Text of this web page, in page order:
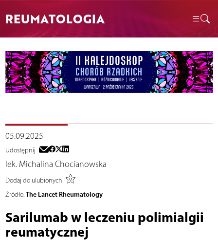
REUMATOLOGIA
05.09.2025
Udostępnij
lek. Michalina Chocianowska
Dodaj do ulubionych
Źródło: The Lancet Rheumatology
Sarilumab w leczeniu polimialgii
reumatycznej